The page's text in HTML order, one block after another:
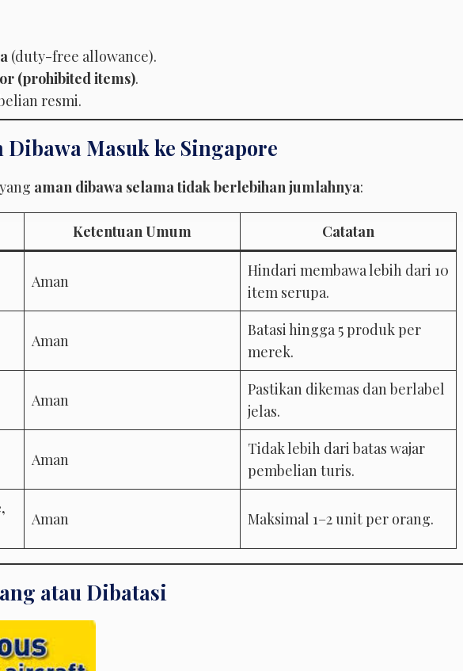
(duty-free allowance).
(prohibited items).
resmi.
Dibawa Masuk ke Singapore
aman dibawa selama tidak berlebihan jumlahnya:
Ketentuan Umum Catatan
Aman
Hindari membawa lebih dari 10
item serupa.
Aman
Batasi hingga 5 produk per
merek.
Aman
Pastikan dikemas dan berlabel
jelas.
Aman
Tidak lebih dari batas wajar
pembelian turis.
Aman Maksimal 1–2 unit per orang.
atau Dibatasi